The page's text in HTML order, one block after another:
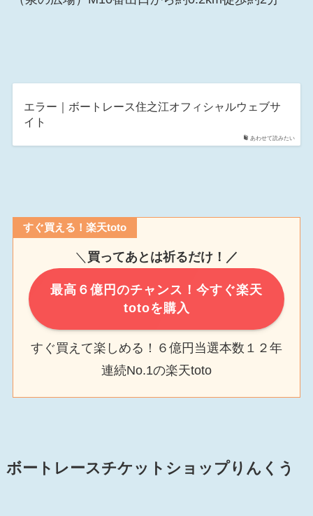
あわせて読みたい
エラー｜ボートレース住之江オフィシャルウェブサ
イト
すぐ買える！楽天toto
＼ 買ってあとは祈るだけ！／
最高６億円のチャンス！今すぐ楽天
totoを購入
すぐ買えて楽しめる！６億円当選本数１２年
連続No.1の楽天toto
ボートレースチケットショップりんくう